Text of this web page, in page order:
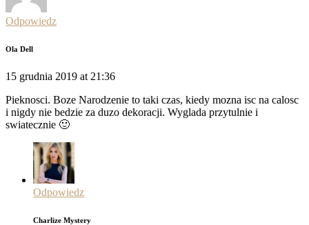
Odpowiedz
Ola Dell
15 grudnia 2019 at 21:36
Pieknosci. Boze Narodzenie to taki czas, kiedy mozna isc na calosc
i nigdy nie bedzie za duzo dekoracji. Wyglada przytulnie i
swiatecznie 🙂
Odpowiedz
Charlize Mystery